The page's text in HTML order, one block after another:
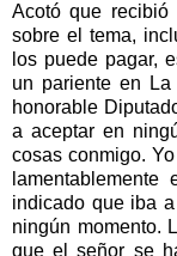
Acotó que recibió
sobre el tema,
los puede pagar,
un pariente en
honorable
a aceptar en
cosas conmigo.
indicado que iba
ningún momento.
que el señor se